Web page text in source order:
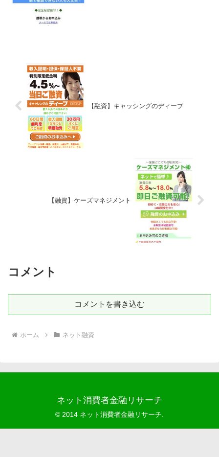
【融資】キャッシングのディープ
【融資】ケーズマネジメント
コメント
コメントを書き込む
ホーム ネット融資
ネット消費者金融リサーチ
© 2014 ネット消費者金融リサーチ.